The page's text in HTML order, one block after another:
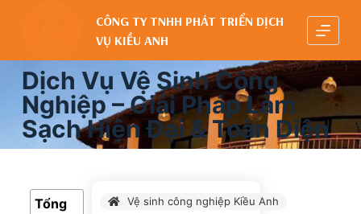
u
ể
n
CÔNG TY TNHH PHÁT TRIỂN DỊCH
VỤ KIỀU ANH
Dịch Vụ Vệ Sinh Công
Nghiệp – Giải Pháp Làm
Sạch Hiện Đại & Toàn Diện
Tổng
Vệ sinh công nghiệp Kiều Anh